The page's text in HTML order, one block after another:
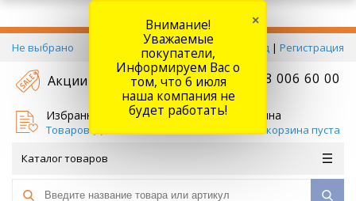
Не выбрано Вход | Регистрация
Акции +7 778 006 60 00
Избранное
Товаров (
Корзина
Ваша корзина пуста
Каталог товаров
Внимание!
Уважаемые
покупатели,
Информируем Вас о
том, что 6 июля
наша компания не
будет работать!
×